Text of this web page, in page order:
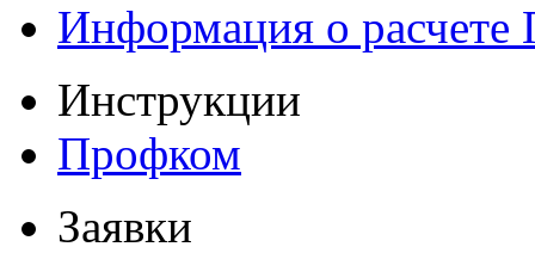
Информация о
Инструкции
Профком
Заявки